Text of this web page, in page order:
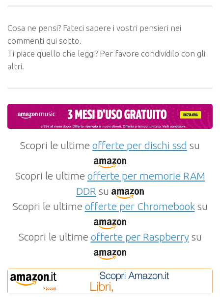
Cosa ne pensi? Fateci sapere i vostri pensieri nei
commenti qui sotto.
Ti piace quello che leggi? Per favore condividilo con gli
altri.
Scopri le ultime offerte per dischi ssd su
Scopri le ultime offerte per memorie RAM
DDR su
Scopri le ultime offerte per Chromebooksu
Scopri le ultime offerte per Raspberrysu